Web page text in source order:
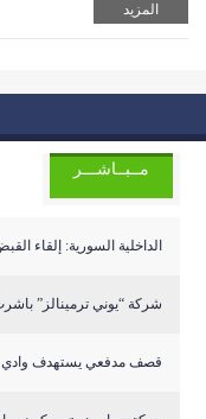
المزيد
مــبــاشـــر
الداخلية السورية: إلقاء
شركة “يوني ترمينالز”
قصف مدفعي يستهدف وادي